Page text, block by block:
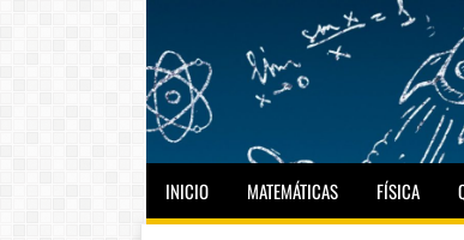
INICIO MATEMÁTICAS FÍSICA